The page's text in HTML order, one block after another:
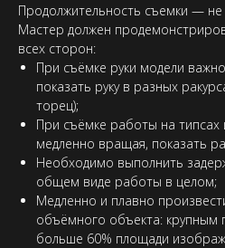
Продолжительность съемки — не
Мастер должен
всех сторон:
При съёмке руки модели
показать руку в разных
торец);
При съёмке работы на типсах
медленно вращая, показать
Необходимо выполнить
общем виде работы в целом;
Медленно и плавно
объёмного объекта: крупным
больше 60% площади